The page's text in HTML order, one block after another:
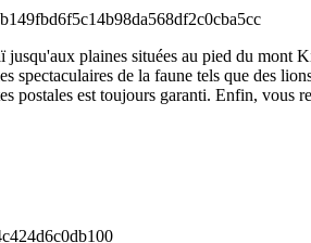
plaines situées au pied du mont
de la faune tels que des
postales est toujours garanti. Enfin, vous